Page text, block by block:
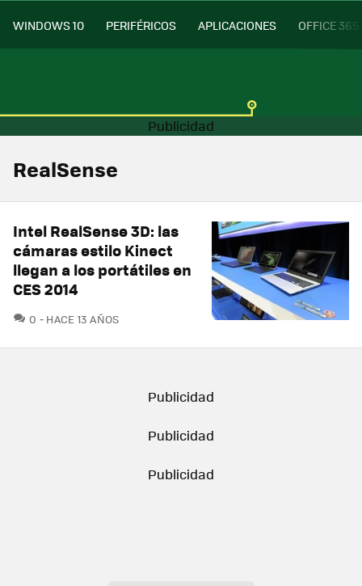
WINDOWS 10 PERIFÉRICOS APLICACIONES OFFICE 365
RealSense
Intel RealSense 3D: las
cámaras estilo Kinect
llegan a los portátiles en
CES 2014
0 COMENTARIOS
HACE 13 AÑOS